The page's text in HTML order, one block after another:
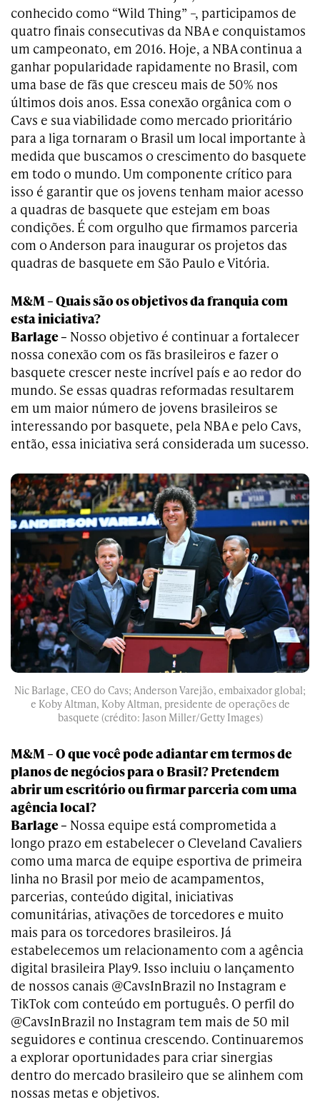
conhecido como “Wild Thing” –, participamos de
quatro finais consecutivas da NBA e conquistamos
um campeonato, em 2016. Hoje, a NBA continua a
ganhar popularidade rapidamente no Brasil, com
uma base de fãs que cresceu mais de 50% nos
últimos dois anos. Essa conexão orgânica com o
Cavs e sua viabilidade como mercado prioritário
para a liga tornaram o Brasil um local importante à
medida que buscamos o crescimento do basquete
em todo o mundo. Um componente crítico para
isso é garantir que os jovens tenham maior acesso
a quadras de basquete que estejam em boas
condições. É com orgulho que firmamos parceria
com o Anderson para inaugurar os projetos das
quadras de basquete em São Paulo e Vitória.
M&M – Quais são os objetivos da franquia com
esta iniciativa?
Barlage – Nosso objetivo é continuar a fortalecer
nossa conexão com os fãs brasileiros e fazer o
basquete crescer neste incrível país e ao redor do
mundo. Se essas quadras reformadas resultarem
em um maior número de jovens brasileiros se
interessando por basquete, pela NBA e pelo Cavs,
então, essa iniciativa será considerada um sucesso.
Nic Barlage, CEO do Cavs; Anderson Varejão, embaixador global;
e Koby Altman, Koby Altman, presidente de operações de
basquete (crédito: Jason Miller/Getty Images)
M&M – O que você pode adiantar em termos de
planos de negócios para o Brasil? Pretendem
abrir um escritório ou firmar parceria com uma
agência local?
Barlage – Nossa equipe está comprometida a
longo prazo em estabelecer o Cleveland Cavaliers
como uma marca de equipe esportiva de primeira
linha no Brasil por meio de acampamentos,
parcerias, conteúdo digital, iniciativas
comunitárias, ativações de torcedores e muito
mais para os torcedores brasileiros. Já
estabelecemos um relacionamento com a agência
digital brasileira Play9. Isso incluiu o lançamento
de nossos canais @CavsInBrazil no Instagram e
TikTok com conteúdo em português. O perfil do
@CavsInBrazil no Instagram tem mais de 50 mil
seguidores e continua crescendo. Continuaremos
a explorar oportunidades para criar sinergias
dentro do mercado brasileiro que se alinhem com
nossas metas e objetivos.